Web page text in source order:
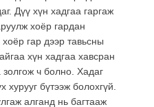
Дүү хүн хадгаа гаргаж
хоёр гардан
гар дээр тавьсны
хүн хадгаа хавсран
золгож ч болно. Хадаг
хурууг бүтээж болохгүй.
алганд нь багтааж